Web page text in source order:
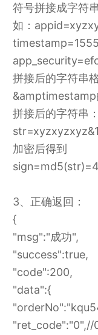
符号拼接成字符
如：
拼接后的字符串
拼接后的字符串：
加密后得到
3、正确返回：
{
"msg":"成功",
"success":true,
"code":200,
"data":{
"ret_code":"0",//